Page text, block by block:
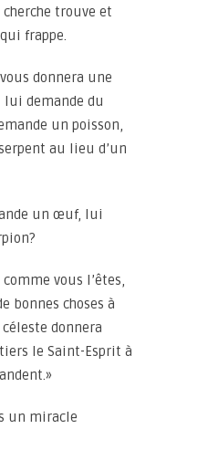
trouve et
frappe.
donnera une
lui demande du
un poisson,
au lieu d’un
un œuf, lui
vous l’êtes,
bonnes choses à
donnera
le Saint-Esprit à
un miracle